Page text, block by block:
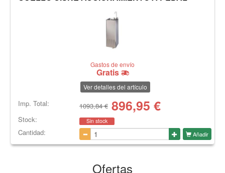
Gastos de envío
Gratis
Ver detalles del artículo
Imp. Total: 1093,84 € 896,95 €
Stock: Sin stock
Cantidad: Añadir
Ofertas